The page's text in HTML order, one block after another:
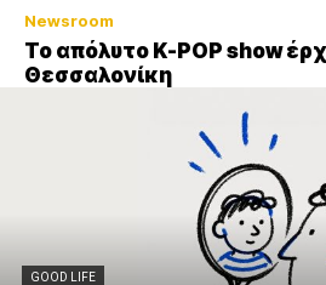
Newsroom
Το απόλυτο K-POP show
Θεσσαλονίκη
GOOD LIFE